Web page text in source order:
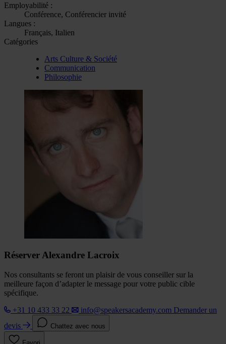
Employabilité :
Conférence, Conférencier invité
Langues :
Français, Italien
Catégories
Arts Culture & Société
Communication
Philosophie
Réserver Alexandre Lacroix
Nos consultants se feront un plaisir de vous conseiller sur la
meilleure façon d’adapter le message pour votre public cible
spécifique.
+31 10 433 33 22
info@speakersacademy.com Demander un
devis
Chattez avec nous